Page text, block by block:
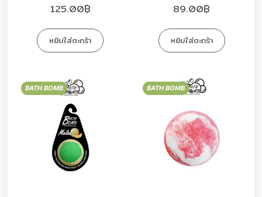
125.00฿
หยิบใส่ตะกร้า
89.00฿
หยิบใส่ตะกร้า
BATH BOMB BATH BOMB